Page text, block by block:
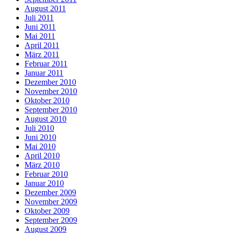
August 2011
Juli 2011
Juni 2011
Mai 2011
April 2011
März 2011
Februar 2011
Januar 2011
Dezember 2010
November 2010
Oktober 2010
September 2010
August 2010
Juli 2010
Juni 2010
Mai 2010
April 2010
März 2010
Februar 2010
Januar 2010
Dezember 2009
November 2009
Oktober 2009
September 2009
August 2009